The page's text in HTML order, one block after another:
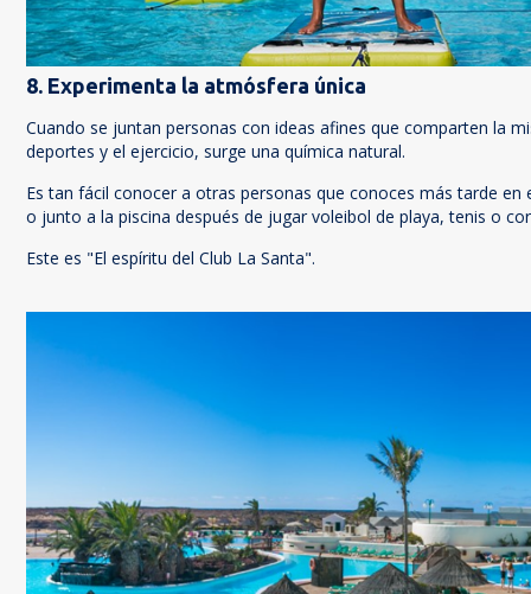
8. Experimenta la atmósfera única
Cuando se juntan personas con ideas afines que comparten la
deportes y el ejercicio, surge una química natural.
Es tan fácil conocer a otras personas que conoces más tarde en
o junto a la piscina después de jugar voleibol de playa, tenis o
Este es "El espíritu del Club La Santa".